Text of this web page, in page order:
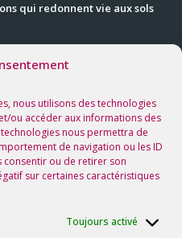
nous utilisons des technologies
ou accéder aux informations des
nous permettra de
de navigation ou les ID
consentir ou de retirer son
sur certaines caractéristiques
Toujours activé
qui redonnent vie aux sols